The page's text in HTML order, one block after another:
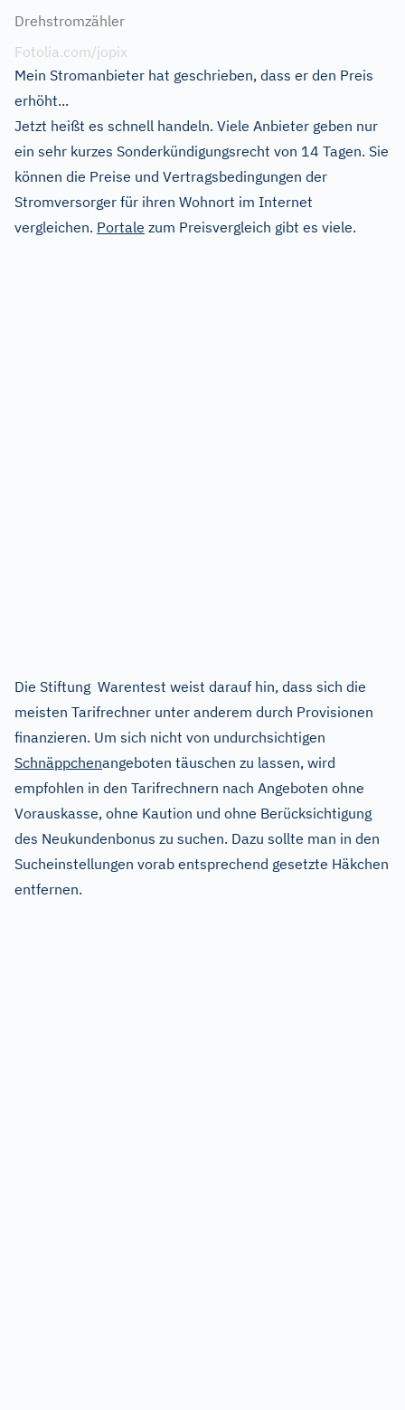
Drehstromzähler
Fotolia.com/jopix
Mein Stromanbieter hat geschrieben, dass er den Preis
erhöht...
Jetzt heißt es schnell handeln. Viele Anbieter geben nur
ein sehr kurzes Sonderkündigungsrecht von 14 Tagen. Sie
können die Preise und Vertragsbedingungen der
Stromversorger für ihren Wohnort im Internet
vergleichen. Portale zum Preisvergleich gibt es viele.
Die Stiftung Warentest weist darauf hin, dass sich die
meisten Tarifrechner unter anderem durch Provisionen
finanzieren. Um sich nicht von undurchsichtigen
Schnäppchenangeboten täuschen zu lassen, wird
empfohlen in den Tarifrechnern nach Angeboten ohne
Vorauskasse, ohne Kaution und ohne Berücksichtigung
des Neukundenbonus zu suchen. Dazu sollte man in den
Sucheinstellungen vorab entsprechend gesetzte Häkchen
entfernen.